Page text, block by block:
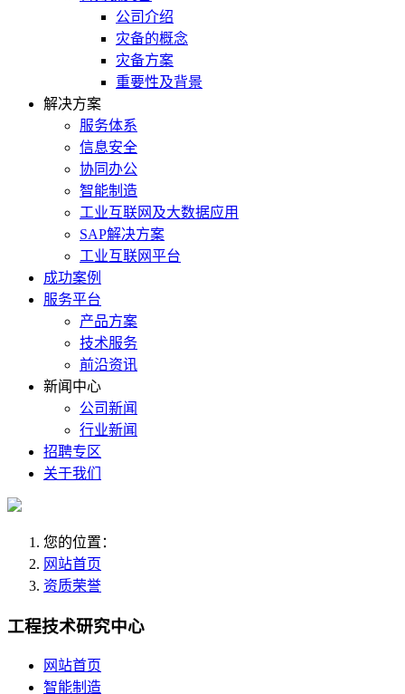
公司介绍
灾备的概念
灾备方案
重要性及背景
解决方案
服务体系
信息安全
协同办公
智能制造
工业互联网及大数据应用
SAP解决方案
工业互联网平台
成功案例
服务平台
产品方案
技术服务
前沿资讯
新闻中心
公司新闻
行业新闻
招聘专区
关于我们
您的位置：
网站首页
资质荣誉
工程技术研究中心
网站首页
智能制造